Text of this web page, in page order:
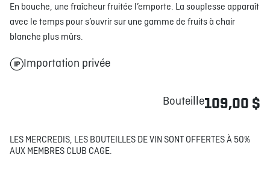
En bouche, une fraîcheur fruitée l’emporte. La souplesse apparaît
avec le temps pour s’ouvrir sur une gamme de fruits à chair
blanche plus mûrs.
Importation privée
Bouteille109,00 $
LES MERCREDIS, LES BOUTEILLES DE VIN SONT OFFERTES À 50%
AUX MEMBRES CLUB CAGE.